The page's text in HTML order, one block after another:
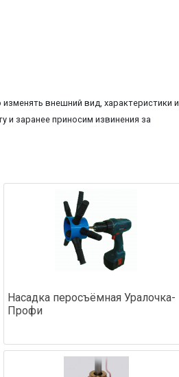
внешний вид, характеристики и
и заранее приносим извинения за
Насадка перосъёмная Уралочка-
Профи